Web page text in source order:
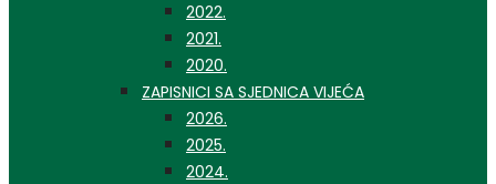
2022.
2021.
2020.
ZAPISNICI SA SJEDNICA VIJEĆA
2026.
2025.
2024.